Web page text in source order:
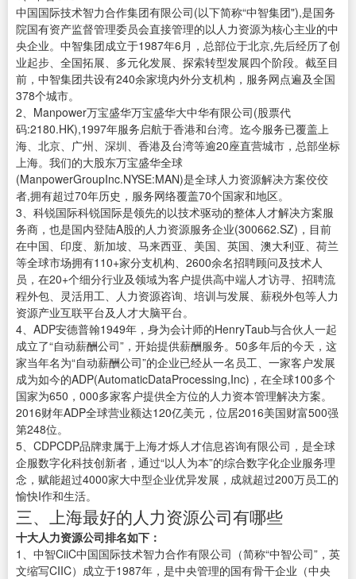
中国国际技术智力合作集团有限公司(以下简称“中智集团"),是国务
院国有资产监督管理委员会直接管理的以人力资源为核心主业的中
央企业。中智集团成立于1987年6月，总部位于北京,先后经历了创
业起步、全国拓展、多元化发展、探索转型发展四个阶段。截至目
前，中智集团共设有240余家境内外分支机构，服务网点遍及全国
378个城市。
2、Manpower万宝盛华万宝盛华大中华有限公司(股票代
码:2180.HK),1997年服务启航于香港和台湾。迄今服务已覆盖上
海、北京、广州、深圳、香港及台湾等逾20座直营城市，总部坐标
上海。我们的大股东万宝盛华全球
(ManpowerGroupInc.NYSE:MAN)是全球人力资源解决方案佼佼
者,拥有超过70年历史，服务网络覆盖70个国家和地区。
3、科锐国际科锐国际是领先的以技术驱动的整体人才解决方案服
务商，也是国内登陆A股的人力资源服务企业(300662.SZ)，目前
在中国、印度、新加坡、马来西亚、美国、英国、澳大利亚、荷兰
等全球市场拥有110+家分支机构、2600余名招聘顾问及技术人
员，在20+个细分行业及领域为客户提供高中端人才访寻、招聘流
程外包、灵活用工、人力资源咨询、培训与发展、薪税外包等人力
资源产业互联平台及人才大脑平台。
4、ADP安德普翰1949年，身为会计师的HenryTaub与合伙人一起
成立了“自动薪酬公司”，开始提供薪酬服务。50多年后的今天，这
家当年名为“自动薪酬公司”的企业已经从一名员工、一家客户发展
成为如今的ADP(AutomaticDataProcessing,Inc)，在全球100多个
国家为650，000多家客户提供全方位的人力资本管理解决方案。
2016财年ADP全球营业额达120亿美元，位居2016美国财富500强
第248位。
5、CDPCDP品牌隶属于上海才烁人才信息咨询有限公司，是全球
企服数字化科技创新者，通过“以人为本”的综合数字化企业服务理
念，赋能超过4000家大中型企业优异发展，成就超过200万员工的
愉快I作和生活。
三、上海最好的人力资源公司有哪些
十大人力资源公司排名如下：
1、中智CiiC中国国际技术智力合作有限公司（简称“中智公司”，英
文缩写CIIC）成立于1987年，是中央管理的国有骨干企业（中央